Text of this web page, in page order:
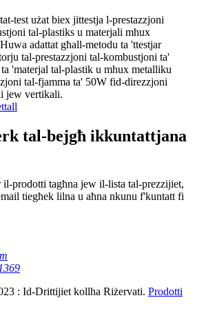
test użat biex jittestja l-prestazzjoni
tal-plastiks u materjali mhux
adattat għall-metodu ta 'ttestjar
tal-prestazzjoni tal-kombustjoni ta'
'materjal tal-plastik u mhux metalliku
tal-fjamma ta' 50W fid-direzzjoni
jew vertikali.
tal-bejgħ ikkuntattjana
prodotti tagħna jew il-lista tal-prezzijiet,
tiegħek lilna u aħna nkunu f'kuntatt fi
: Id-Drittijiet kollha Riżervati. Prodotti